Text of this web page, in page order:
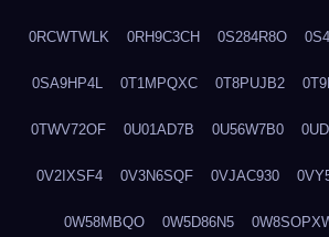
0RCWTWLK 0RH9C3CH 0S284R8O
0SA9HP4L 0T1MPQXC 0T8PUJB2
0TWV72OF 0U01AD7B 0U56W7B0
0V2IXSF4 0V3N6SQF 0VJAC930
0W58MBQO 0W5D86N5